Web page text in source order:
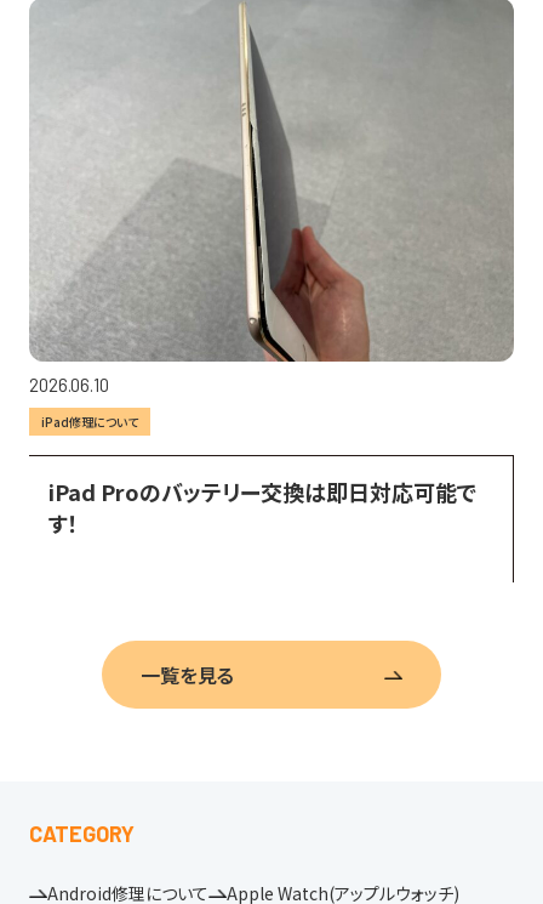
2026.06.10
iPad修理について
iPad Proのバッテリー交換は即日対応可能で
す！
一覧を見る
CATEGORY
Android修理について
Apple Watch(アップルウォッチ)